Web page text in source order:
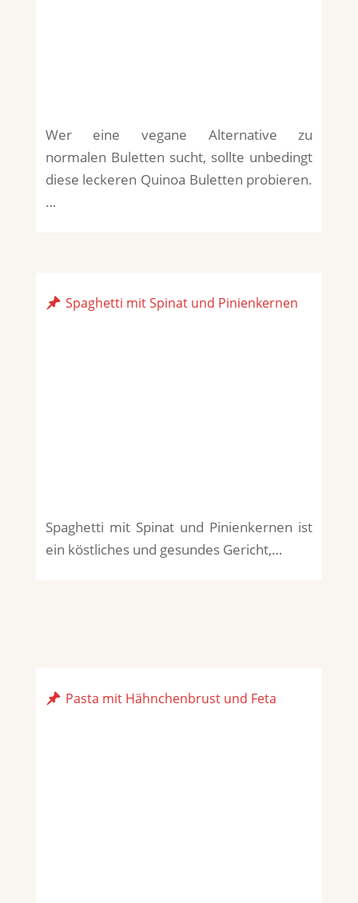
Wer eine vegane Alternative zu
normalen Buletten sucht, sollte unbedingt
diese leckeren Quinoa Buletten probieren.
…
Spaghetti mit Spinat und Pinienkernen
Spaghetti mit Spinat und Pinienkernen ist
ein köstliches und gesundes Gericht,…
Pasta mit Hähnchenbrust und Feta